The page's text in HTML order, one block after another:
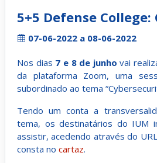
5+5 Defense
07-06-2022 a 08-06-2022
Nos dias 7 e 8 de junho vai
da plataforma Zoom, uma
subordinado ao tema
Tendo um conta a
tema, os destinatários do IUM
assistir, acedendo através do
consta no cartaz.